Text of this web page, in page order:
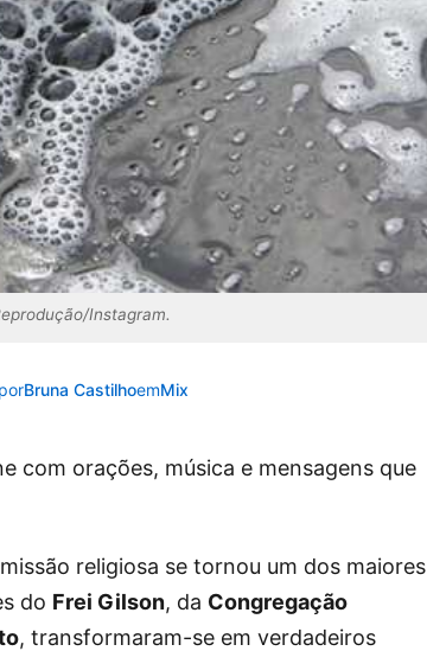
Instagram.
Bruna CastilhoemMix
com orações, música e mensagens que
religiosa se tornou um dos maiores
do Frei Gilson, da Congregação
, transformaram-se em verdadeiros